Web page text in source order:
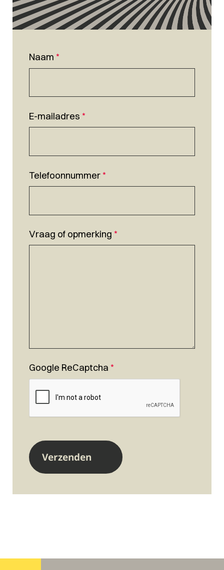
Naam *
E-mailadres *
Telefoonnummer*
Vraag of opmerking *
Google ReCaptcha *